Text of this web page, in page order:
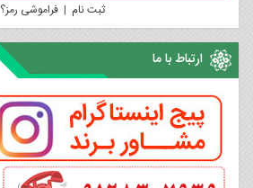
ثبت نام |فراموشی رمز؟
ارتباط با ما